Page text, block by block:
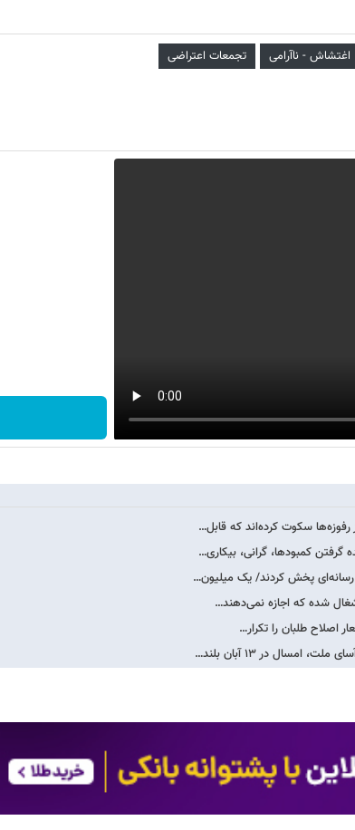
اغتشاش - ناآرامی تجمعات اعتراضی
سکوت کرده‌اند که قابل…
کمبودها، گرانی، بیکاری…
شده که اجازه نمی‌دهند…
اصلاح طلبان را تکرار…
در ۱۳ آبان بلند…